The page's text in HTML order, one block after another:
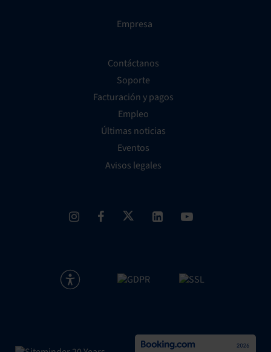
Empresa
Contáctanos
Soporte
Facturación y pagos
Empleo
Últimas noticias
Eventos
Avisos legales